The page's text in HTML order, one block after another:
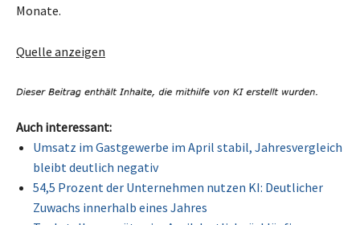
Monate.
Quelle anzeigen
Auch interessant:
Umsatz im Gastgewerbe im April stabil, Jahresvergleich
bleibt deutlich negativ
54,5 Prozent der Unternehmen nutzen KI: Deutlicher
Zuwachs innerhalb eines Jahres